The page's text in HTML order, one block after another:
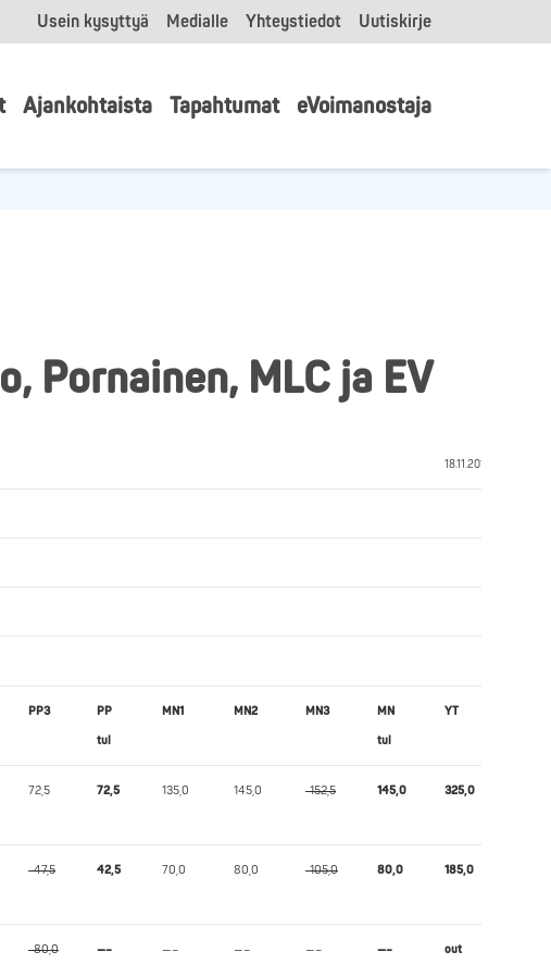
Usein kysyttyä Medialle Yhteystiedot Uutiskirje
Ajankohtaista Tapahtumat eVoimanostaja
Pornainen, MLC ja EV
18.11.2018 KSor
PP3 PP
tul
MN1 MN2 MN3 MN
tul
YT
72,5 72,5 135,0 145,0 -152,5 145,0 325,0
-47,5 42,5 70,0 80,0 -105,0 80,0 185,0
-80,0 —– —– —– —– —– out